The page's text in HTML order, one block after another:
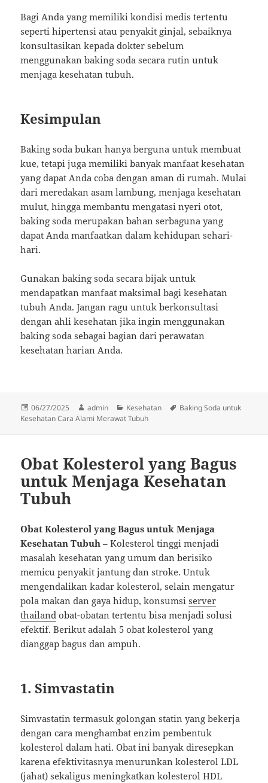
Bagi Anda yang memiliki kondisi medis tertentu
seperti hipertensi atau penyakit ginjal, sebaiknya
konsultasikan kepada dokter sebelum
menggunakan baking soda secara rutin untuk
menjaga kesehatan tubuh.
Kesimpulan
Baking soda bukan hanya berguna untuk membuat
kue, tetapi juga memiliki banyak manfaat kesehatan
yang dapat Anda coba dengan aman di rumah. Mulai
dari meredakan asam lambung, menjaga kesehatan
mulut, hingga membantu mengatasi nyeri otot,
baking soda merupakan bahan serbaguna yang
dapat Anda manfaatkan dalam kehidupan sehari-
hari.
Gunakan baking soda secara bijak untuk
mendapatkan manfaat maksimal bagi kesehatan
tubuh Anda. Jangan ragu untuk berkonsultasi
dengan ahli kesehatan jika ingin menggunakan
baking soda sebagai bagian dari perawatan
kesehatan harian Anda.
Diposkan
pada
06/27/2025 Penulis
admin Kategori
Kesehatan Tag
Baking Soda untuk
Kesehatan Cara Alami Merawat Tubuh
Obat Kolesterol yang Bagus
untuk Menjaga Kesehatan
Tubuh
Obat Kolesterol yang Bagus untuk Menjaga
Kesehatan Tubuh – Kolesterol tinggi menjadi
masalah kesehatan yang umum dan berisiko
memicu penyakit jantung dan stroke. Untuk
mengendalikan kadar kolesterol, selain mengatur
pola makan dan gaya hidup, konsumsiserver
thailand obat-obatan tertentu bisa menjadi solusi
efektif. Berikut adalah 5 obat kolesterol yang
dianggap bagus dan ampuh.
1. Simvastatin
Simvastatin termasuk golongan statin yang bekerja
dengan cara menghambat enzim pembentuk
kolesterol dalam hati. Obat ini banyak diresepkan
karena efektivitasnya menurunkan kolesterol LDL
(jahat) sekaligus meningkatkan kolesterol HDL